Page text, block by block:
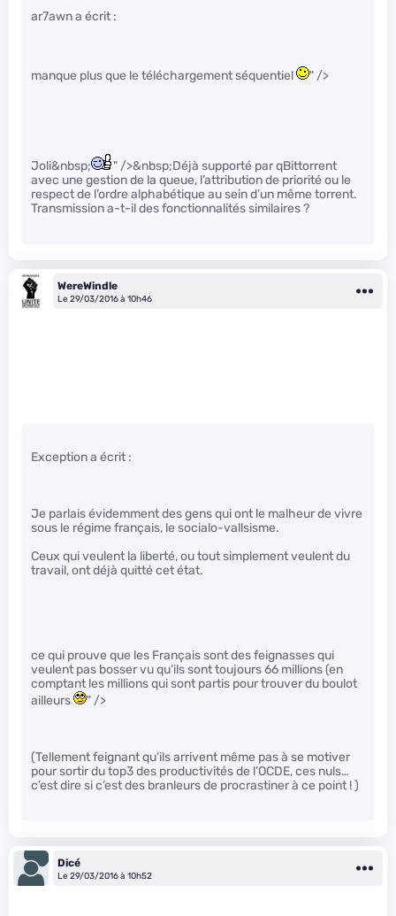
ar7awn a écrit :
manque plus que le téléchargement séquentiel " />
Joli&nbsp;
" />&nbsp;Déjà supporté par qBittorrent
avec une gestion de la queue, l’attribution de priorité ou le
respect de l’ordre alphabétique au sein d’un même torrent.
Transmission a-t-il des fonctionnalités similaires ?
WereWindle
Le 29/03/2016 à 10h46
Exception a écrit :
Je parlais évidemment des gens qui ont le malheur de vivre
sous le régime français, le socialo-vallsisme.
Ceux qui veulent la liberté, ou tout simplement veulent du
travail, ont déjà quitté cet état.
ce qui prouve que les Français sont des feignasses qui
veulent pas bosser vu qu’ils sont toujours 66 millions (en
comptant les millions qui sont partis pour trouver du boulot
ailleurs
" />
(Tellement feignant qu’ils arrivent même pas à se motiver
pour sortir du top3 des productivités de l’OCDE, ces nuls…
c’est dire si c’est des branleurs de procrastiner à ce point ! )
Dicé
Le 29/03/2016 à 10h52